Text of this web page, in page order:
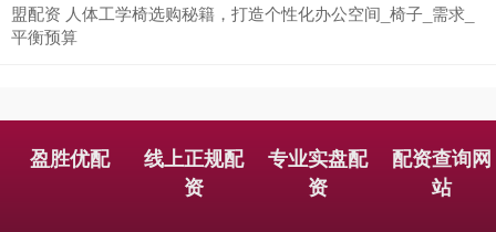
盟配资 人体工学椅选购秘籍，打造个性化办公空间_椅子_需求_
平衡预算
盈胜优配
线上正规配
资
专业实盘配
资
配资查询网
站